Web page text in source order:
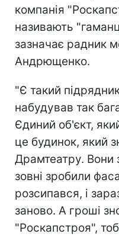
компанія
називають
зазначає радник
Андрющенко.
"Є такий
набудував так
Єдиний об'єкт,
це будинок, який
Драмтеатру. Вони
зовні зробили
розсипався, і
заново. А гроші
"Роскапстроя",